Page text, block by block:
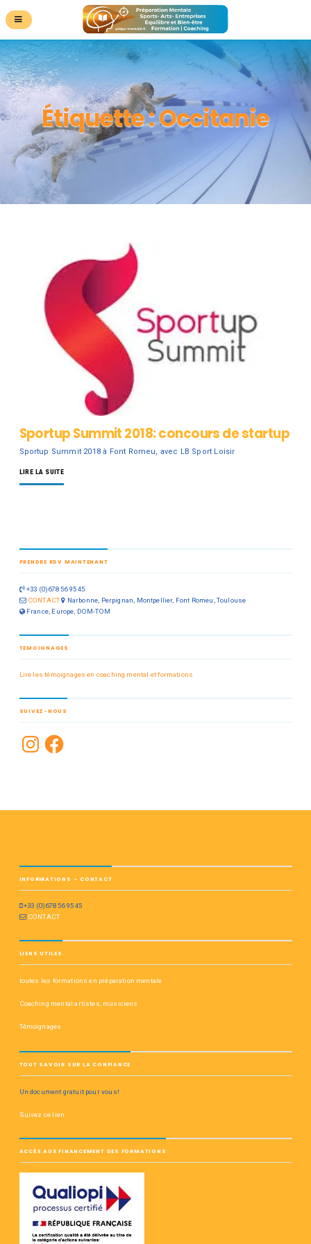
Étiquette :Occitanie
Sportup Summit 2018: concours de startup
Sportup Summit 2018 à Font Romeu, avec LB Sport Loisir
LIRE LA SUITE
PRENDRE RDV MAINTENANT
+33 (0)678 56 95 45
CONTACT
Narbonne, Perpignan, Montpellier, Font Romeu, Toulouse
France, Europe, DOM-TOM
TEMOIGNAGES
Lire les témoignages en coaching mental et formations
SUIVEZ-NOUS
INFORMATIONS – CONTACT
+33 (0)678 56 95 45
CONTACT
LIENS UTILES
toutes les formations en préparation mentale
Coaching mental artistes, musiciens
Témoignages
TOUT SAVOIR SUR LA CONFIANCE
Un document gratuit pour vous!
Suivez ce lien
ACCÈS AUX FINANCEMENT DES FORMATIONS